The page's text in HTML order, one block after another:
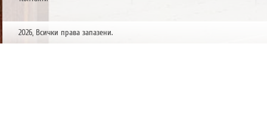
2026, Всички права запазени.